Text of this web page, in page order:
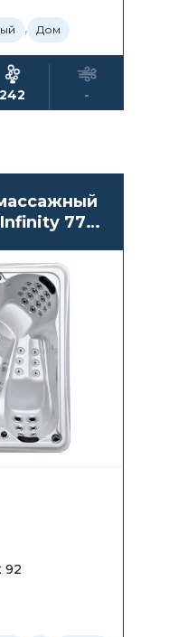
, Дом
242 -
770
92